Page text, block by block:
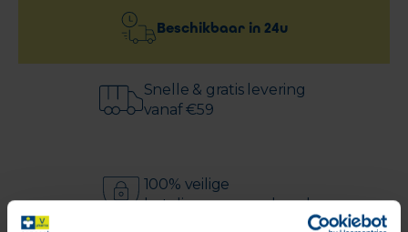
Beschikbaar in 24u
Snelle & gratis levering
vanaf €59
100% veilige
betaling gegarandeerd